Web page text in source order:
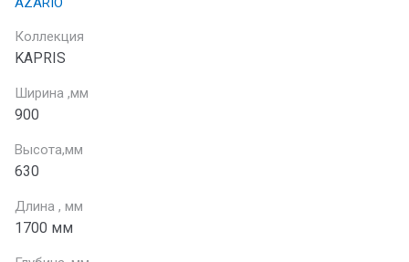
Коллекция
KAPRIS
Ширина ,мм
900
Высота,мм
630
Длина , мм
1700 мм